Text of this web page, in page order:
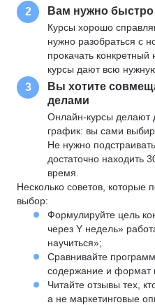
2 Вам нужно быстро
Курсы хорошо
нужно разобраться с
прокачать
курсы дают всю
3
Вы хотите
делами
Онлайн-курсы делают
график: вы сами
Не нужно
достаточно находить
время.
Несколько советов, которые
выбор:
Формулируйте цель
через Y недель»
научиться»;
Сравнивайте
содержание и формат
Читайте отзывы тех,
а не маркетинговые